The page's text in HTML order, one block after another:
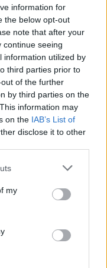
information for
the below opt-out
note that after your
continue seeing
information utilized by
third parties prior to
of the further
by third parties on the
information may
on the IAB’s List of
disclose it to other
one or more Google
You may click to
third-party tags to
in below Google
my
με 6
ΟΤΑ
2026